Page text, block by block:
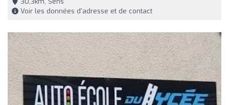
Voir les données d'adresse et de contact